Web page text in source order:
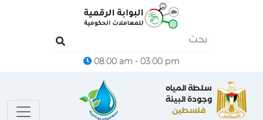
08:00 am - 03:00 pm
سلطة المياه
وجودة البيئة
فلسطين